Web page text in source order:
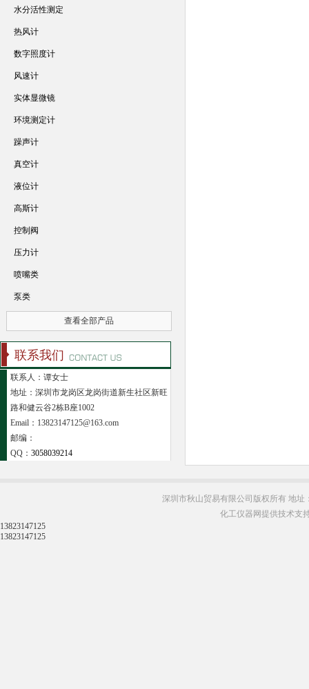
水分活性测定
热风计
数字照度计
风速计
实体显微镜
环境测定计
躁声计
真空计
液位计
高斯计
控制阀
压力计
喷嘴类
泵类
查看全部产品
联系我们
联系人：谭女士
地址：深圳市龙岗区龙岗街道新生社区新旺
路和健云谷2栋B座1002
Email：13823147125@163.com
邮编：
QQ： 3058039214
深圳市秋山贸易有限公司版权所有 地址
化工仪器网提供技术支
13823147125
13823147125